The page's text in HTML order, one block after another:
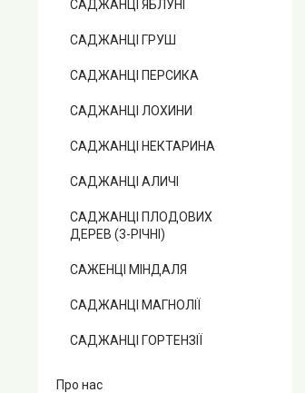
САДЖАНЦІ ЯБЛУНІ
САДЖАНЦІ ГРУШ
САДЖАНЦІ ПЕРСИКА
САДЖАНЦІ ЛОХИНИ
САДЖАНЦІ НЕКТАРИНА
САДЖАНЦІ АЛИЧІ
САДЖАНЦІ ПЛОДОВИХ
ДЕРЕВ (3-РІЧНІ)
САЖЕНЦІ МІНДАЛЯ
САДЖАНЦІ МАГНОЛІЇ
САДЖАНЦІ ГОРТЕНЗІЇ
Про нас